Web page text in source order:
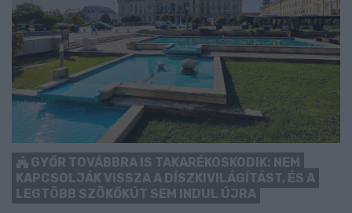
GYŐR TOVÁBBRA IS TAKARÉKOSKODIK: NEM
KAPCSOLJÁK VISSZA A DÍSZKIVILÁGÍTÁST, ÉS A
LEGTÖBB SZÖKŐKÚT SEM INDUL ÚJRA